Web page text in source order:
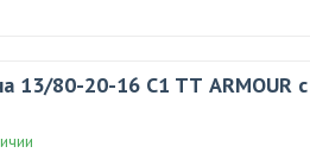
13/80-20-16 C1 TТ ARMOUR